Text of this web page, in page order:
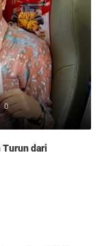
0
dari